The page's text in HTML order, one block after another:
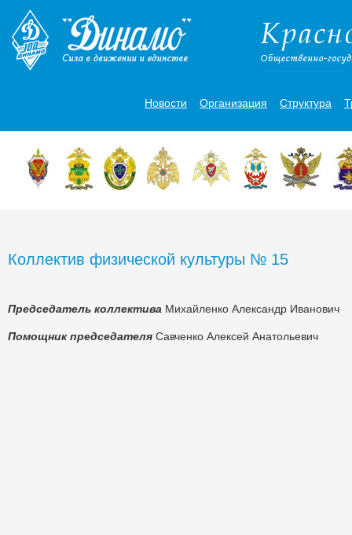
Новости Организация Структура
Коллектив физической культуры № 15
Председатель коллектива Михайленко Александр Иванович
Помощник председателя Савченко Алексей Анатольевич